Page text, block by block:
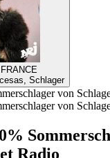
Schlager
von
von
Radio